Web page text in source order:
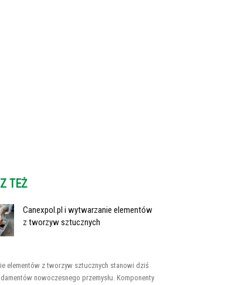
TEŻ
Canexpol.pl i wytwarzanie elementów
z tworzyw sztucznych
elementów z tworzyw sztucznych stanowi dziś
nowoczesnego przemysłu. Komponenty